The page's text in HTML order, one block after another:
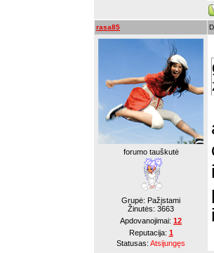
rasa85
forumo tauškutė
Grupė: Pažįstami
Žinutės: 3663
Apdovanojimai: 12
Reputacija: 1
Statusas: Atsijungęs